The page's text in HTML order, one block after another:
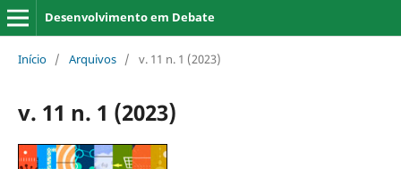
Desenvolvimento em Debate
Início / Arquivos / v. 11 n. 1 (2023)
v. 11 n. 1 (2023)